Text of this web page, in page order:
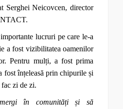
Serghei Neicovcen, director
lucruri pe care le-a
a fost vizibilitatea oamenilor
Pentru mulți, a fost prima
fost înțeleasă prin chipurile și
zi de zi.
în comunități și să